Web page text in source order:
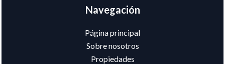
Navegación
Página principal
Sobre nosotros
Propiedades